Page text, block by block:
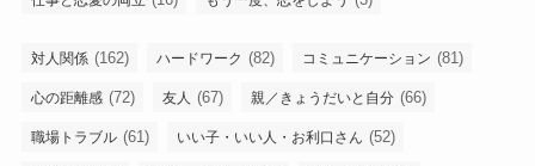
対人関係 (162) ハードワーク (82) コミュニケーション (81)
心の距離感 (72) 友人 (67) 親／きょうだいと自分 (66)
職場トラブル (61) いい子・いい人・お利口さん (52)